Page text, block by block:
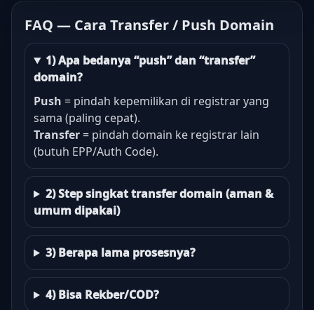
FAQ — Cara Transfer / Push Domain
1) Apa bedanya “push” dan “transfer”
domain?
Push = pindah kepemilikan di registrar yang
sama (paling cepat).
Transfer = pindah domain ke registrar lain
(butuh EPP/Auth Code).
2) Step singkat transfer domain (aman &
umum dipakai)
3) Berapa lama prosesnya?
4) Bisa Rekber/COD?